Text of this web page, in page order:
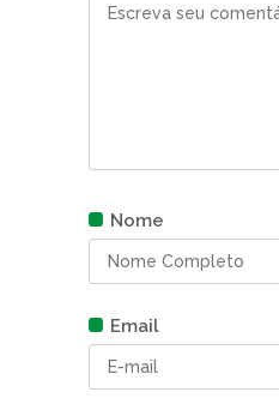
Nome
Email